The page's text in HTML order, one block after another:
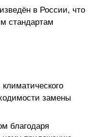
в России, что
стандартам
замены
благодаря